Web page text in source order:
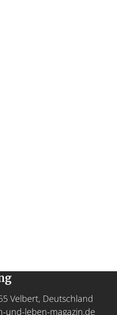
Velbert, Deutschland
und-leben-magazin.de